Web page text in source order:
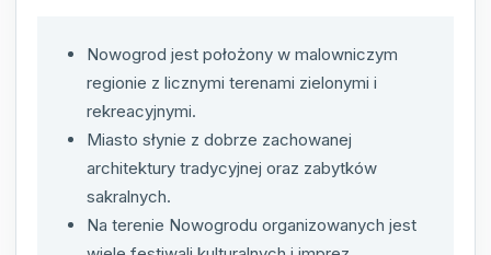
Nowogrod jest położony w malowniczym
regionie z licznymi terenami zielonymi i
rekreacyjnymi.
Miasto słynie z dobrze zachowanej
architektury tradycyjnej oraz zabytków
sakralnych.
Na terenie Nowogrodu organizowanych jest